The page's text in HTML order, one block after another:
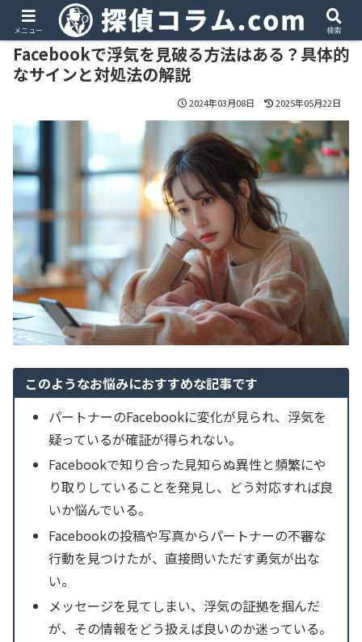
PR
Facebookで浮気を見破る方法はある？具体的
なサインと対処法の解説
2024年03月08日 2025年05月22日
このようなお悩みにおすすめな記事です
パートナーのFacebookに変化が見られ、浮気を
疑っているが確証が得られない。
Facebookで知り合った見知らぬ異性と頻繁にや
り取りしていることを発見し、どう対応すれば良
いか悩んでいる。
Facebookの投稿や写真からパートナーの不審な
行動を見つけたが、直接問いただす勇気が出な
い。
メッセージを見てしまい、浮気の証拠を掴んだ
が、その情報をどう扱えば良いのか迷っている。
メニュー 検索